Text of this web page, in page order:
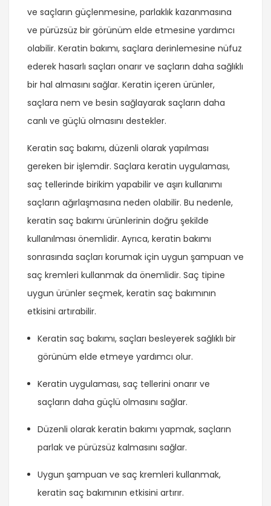
ve saçların güçlenmesine, parlaklık kazanmasına
ve pürüzsüz bir görünüm elde etmesine yardımcı
olabilir. Keratin bakımı, saçlara derinlemesine nüfuz
ederek hasarlı saçları onarır ve saçların daha sağlıklı
bir hal almasını sağlar. Keratin içeren ürünler,
saçlara nem ve besin sağlayarak saçların daha
canlı ve güçlü olmasını destekler.
Keratin saç bakımı, düzenli olarak yapılması
gereken bir işlemdir. Saçlara keratin uygulaması,
saç tellerinde birikim yapabilir ve aşırı kullanımı
saçların ağırlaşmasına neden olabilir. Bu nedenle,
keratin saç bakımı ürünlerinin doğru şekilde
kullanılması önemlidir. Ayrıca, keratin bakımı
sonrasında saçları korumak için uygun şampuan ve
saç kremleri kullanmak da önemlidir. Saç tipine
uygun ürünler seçmek, keratin saç bakımının
etkisini artırabilir.
Keratin saç bakımı, saçları besleyerek sağlıklı bir
görünüm elde etmeye yardımcı olur.
Keratin uygulaması, saç tellerini onarır ve
saçların daha güçlü olmasını sağlar.
Düzenli olarak keratin bakımı yapmak, saçların
parlak ve pürüzsüz kalmasını sağlar.
Uygun şampuan ve saç kremleri kullanmak,
keratin saç bakımının etkisini artırır.